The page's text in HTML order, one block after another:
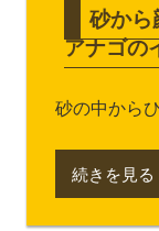
砂か
アナゴの
砂の中から
続きを見る